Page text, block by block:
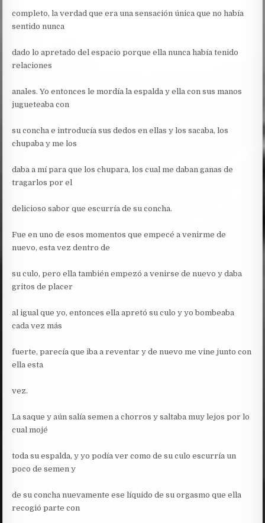
completo, la verdad que era una sensación única que no había
sentido nunca
dado lo apretado del espacio porque ella nunca había tenido
relaciones
anales. Yo entonces le mordía la espalda y ella con sus manos
jugueteaba con
su concha e introducía sus dedos en ellas y los sacaba, los
chupaba y me los
daba a mí para que los chupara, los cual me daban ganas de
tragarlos por el
delicioso sabor que escurría de su concha.
Fue en uno de esos momentos que empecé a venirme de
nuevo, esta vez dentro de
su culo, pero ella también empezó a venirse de nuevo y daba
gritos de placer
al igual que yo, entonces ella apretó su culo y yo bombeaba
cada vez más
fuerte, parecía que iba a reventar y de nuevo me vine junto con
ella esta
vez.
La saque y aún salía semen a chorros y saltaba muy lejos por lo
cual mojé
toda su espalda, y yo podía ver como de su culo escurría un
poco de semen y
de su concha nuevamente ese líquido de su orgasmo que ella
recogió parte con